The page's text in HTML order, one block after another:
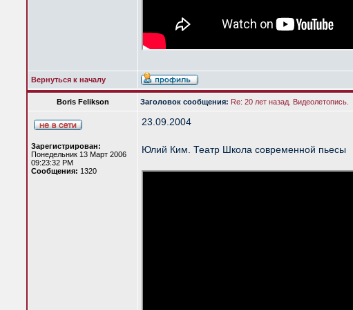
Вернуться к началу
Boris Felikson Заголовок сообщения: Re: 20 лет назад. Видеолетопись.
Зарегистрирован:
Понедельник 13 Март 2006
09:23:32 PM
Сообщения: 1320
23.09.2004
Юлий Ким. Театр Школа современной пьесы